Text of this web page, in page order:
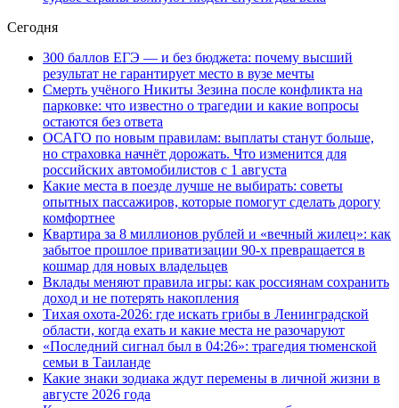
Сегодня
300 баллов ЕГЭ — и без бюджета: почему высший
результат не гарантирует место в вузе мечты
Смерть учёного Никиты Зезина после конфликта на
парковке: что известно о трагедии и какие вопросы
остаются без ответа
ОСАГО по новым правилам: выплаты станут больше,
но страховка начнёт дорожать. Что изменится для
российских автомобилистов с 1 августа
Какие места в поезде лучше не выбирать: советы
опытных пассажиров, которые помогут сделать дорогу
комфортнее
Квартира за 8 миллионов рублей и «вечный жилец»: как
забытое прошлое приватизации 90-х превращается в
кошмар для новых владельцев
Вклады меняют правила игры: как россиянам сохранить
доход и не потерять накопления
Тихая охота-2026: где искать грибы в Ленинградской
области, когда ехать и какие места не разочаруют
«Последний сигнал был в 04:26»: трагедия тюменской
семьи в Таиланде
Какие знаки зодиака ждут перемены в личной жизни в
августе 2026 года